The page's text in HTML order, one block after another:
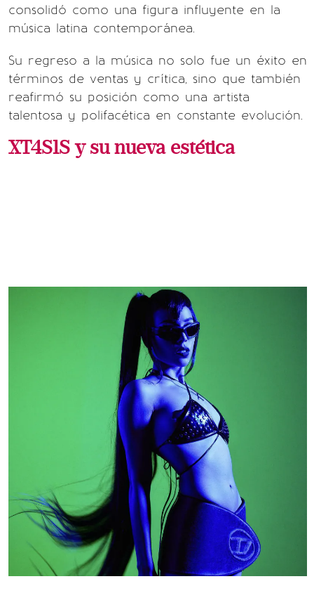
consolidó como una figura influyente en la
música latina contemporánea.
Su regreso a la música no solo fue un éxito en
términos de ventas y crítica, sino que también
reafirmó su posición como una artista
talentosa y polifacética en constante evolución.
XT4S1S y su nueva estética